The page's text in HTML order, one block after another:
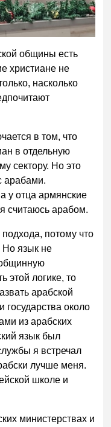
общины есть
христиане не
насколько
в том, что
в отдельную
сектору. Но это
арабами.
у отца армянские
считаюсь арабом.
потому что
Но язык не
этой логике, то
арабской
государства около
из арабских
язык был
я встречал
лучше меня.
школе и
министерствах и